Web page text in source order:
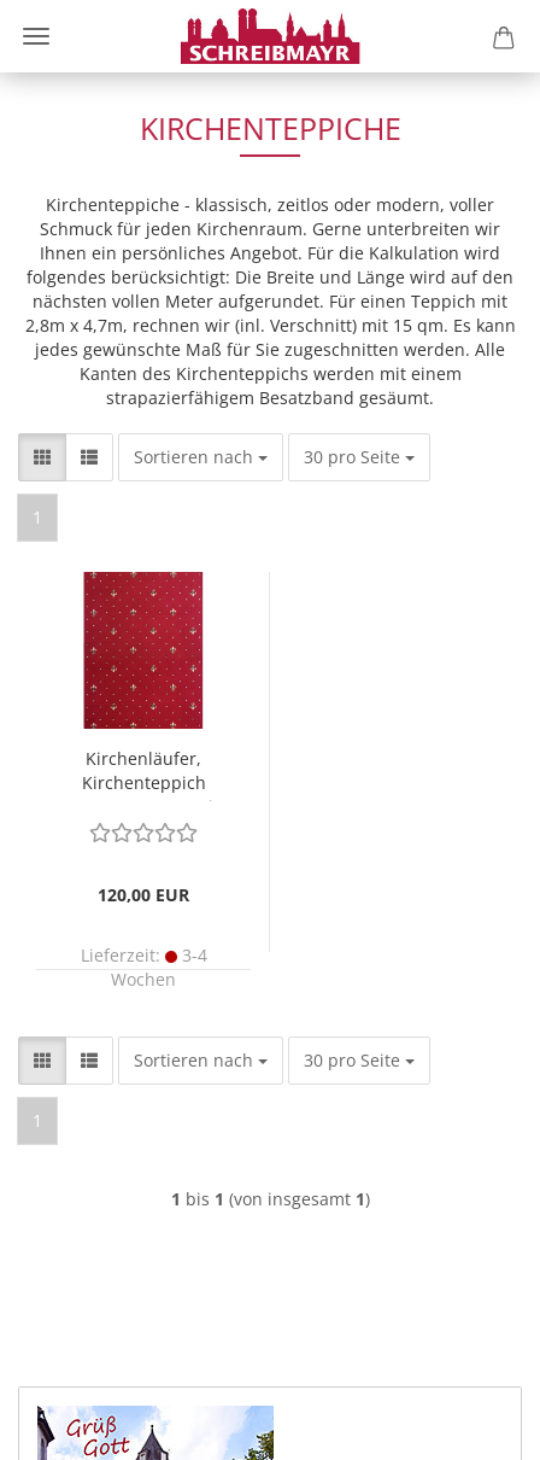
KIRCHENTEPPICHE
Kirchenteppiche - klassisch, zeitlos oder modern, voller
Schmuck für jeden Kirchenraum. Gerne unterbreiten wir
Ihnen ein persönliches Angebot. Für die Kalkulation wird
folgendes berücksichtigt: Die Breite und Länge wird auf den
nächsten vollen Meter aufgerundet. Für einen Teppich mit
2,8m x 4,7m, rechnen wir (inl. Verschnitt) mit 15 qm. Es kann
jedes gewünschte Maß für Sie zugeschnitten werden. Alle
Kanten des Kirchenteppichs werden mit einem
strapazierfähigem Besatzband gesäumt.
Sortieren nach
Sortieren nach 30 pro Seite
pro Seite
1
Kirchenläufer,
Kirchenteppich
Meterware rot, mit
Lilie
120,00 EUR
Lieferzeit:
3-4
Wochen
Sortieren nach
Sortieren nach 30 pro Seite
pro Seite
1
1 bis 1 (von insgesamt 1)